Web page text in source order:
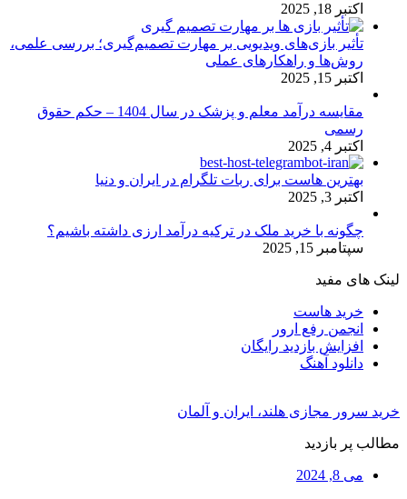
اکتبر 18, 2025
تأثیر بازی‌های ویدیویی بر مهارت تصمیم‌گیری؛ بررسی علمی،
روش‌ها و راهکارهای عملی
اکتبر 15, 2025
مقایسه درآمد معلم و پزشک در سال 1404 – حکم حقوق
رسمی
اکتبر 4, 2025
بهترین هاست برای ربات تلگرام در ایران و دنیا
اکتبر 3, 2025
چگونه با خرید ملک در ترکیه درآمد ارزی داشته باشیم؟
سپتامبر 15, 2025
لینک های مفید
خرید هاست
انجمن رفع ارور
افزایش بازدید رایگان
دانلود آهنگ
خرید سرور مجازی هلند، ایران و آلمان
مطالب پر بازدید
می 8, 2024